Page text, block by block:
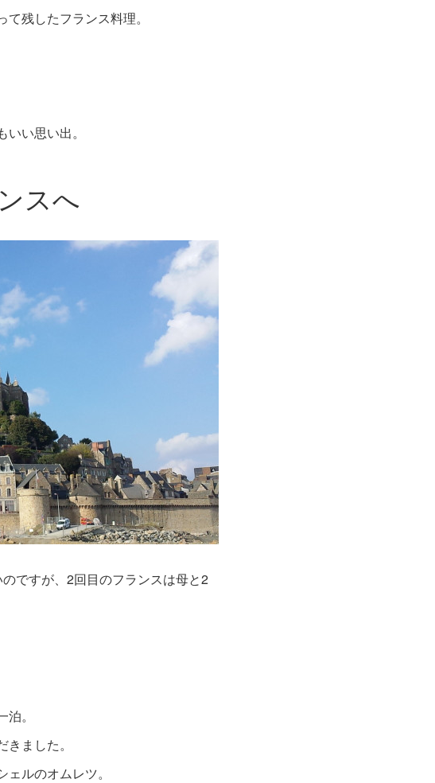
残したフランス料理。
い思い出。
スへ
ですが、2回目のフランスは母と2
。
ました。
ルのオムレツ。